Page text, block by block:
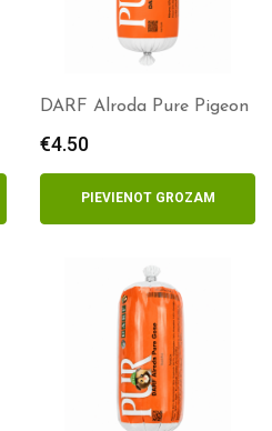
DARF Alroda Pure Pigeon
€4.50
PIEVIENOT GROZAM